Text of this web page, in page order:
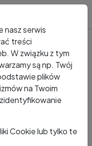
987
987
nasz serwis
treści
W związku z tym
są np. Twój
plików
na Twoim
Cookie lub tylko te